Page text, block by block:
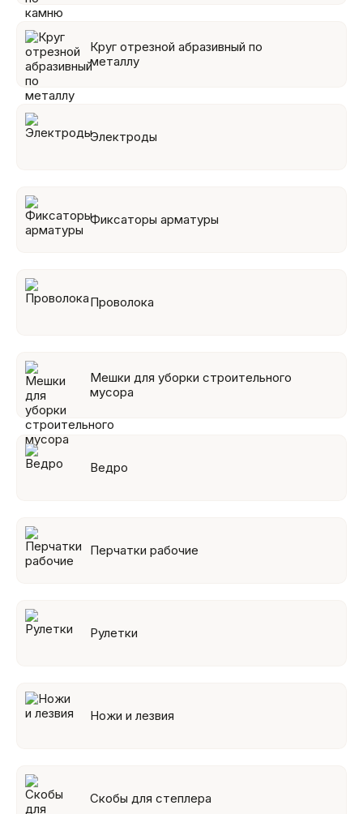
Круг отрезной абразивный по
металлу
Электроды
Фиксаторы арматуры
Проволока
Мешки для уборки строительного
мусора
Ведро
Перчатки рабочие
Рулетки
Ножи и лезвия
Скобы для степлера